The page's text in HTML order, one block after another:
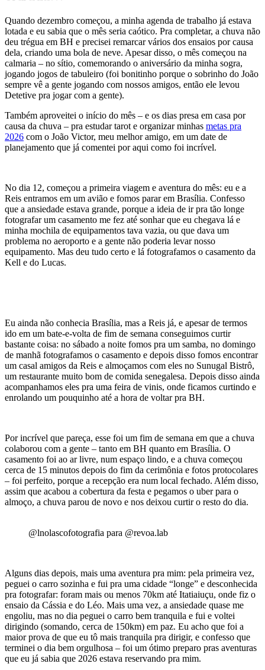
Quando dezembro começou, a minha agenda de trabalho já estava
lotada e eu sabia que o mês seria caótico. Pra completar, a chuva não
deu trégua em BH e precisei remarcar vários dos ensaios por causa
dela, criando uma bola de neve. Apesar disso, o mês começou na
calmaria – no sítio, comemorando o aniversário da minha sogra,
jogando jogos de tabuleiro (foi bonitinho porque o sobrinho do João
sempre vê a gente jogando com nossos amigos, então ele levou
Detetive pra jogar com a gente).
Também aproveitei o início do mês – e os dias presa em casa por
causa da chuva – pra estudar tarot e organizar minhas metas pra
2026 com o João Victor, meu melhor amigo, em um date de
planejamento que já comentei por aqui como foi incrível.
No dia 12, começou a primeira viagem e aventura do mês: eu e a
Reis entramos em um avião e fomos parar em Brasília. Confesso
que a ansiedade estava grande, porque a ideia de ir pra tão longe
fotografar um casamento me fez até sonhar que eu chegava lá e
minha mochila de equipamentos tava vazia, ou que dava um
problema no aeroporto e a gente não poderia levar nosso
equipamento. Mas deu tudo certo e lá fotografamos o casamento da
Kell e do Lucas.
Eu ainda não conhecia Brasília, mas a Reis já, e apesar de termos
ido em um bate-e-volta de fim de semana conseguimos curtir
bastante coisa: no sábado a noite fomos pra um samba, no domingo
de manhã fotografamos o casamento e depois disso fomos encontrar
um casal amigos da Reis e almoçamos com eles no Sunugal Bistrô,
um restaurante muito bom de comida senegalesa. Depois disso ainda
acompanhamos eles pra uma feira de vinis, onde ficamos curtindo e
enrolando um pouquinho até a hora de voltar pra BH.
Por incrível que pareça, esse foi um fim de semana em que a chuva
colaborou com a gente – tanto em BH quanto em Brasília. O
casamento foi ao ar livre, num espaço lindo, e a chuva começou
cerca de 15 minutos depois do fim da cerimônia e fotos protocolares
– foi perfeito, porque a recepção era num local fechado. Além disso,
assim que acabou a cobertura da festa e pegamos o uber para o
almoço, a chuva parou de novo e nos deixou curtir o resto do dia.
@lnolascofotografia para @revoa.lab
Alguns dias depois, mais uma aventura pra mim: pela primeira vez,
peguei o carro sozinha e fui pra uma cidade “longe” e desconhecida
pra fotografar: foram mais ou menos 70km até Itatiaiuçu, onde fiz o
ensaio da Cássia e do Léo. Mais uma vez, a ansiedade quase me
engoliu, mas no dia peguei o carro bem tranquila e fui e voltei
dirigindo (somando, cerca de 150km) em paz. Eu acho que foi a
maior prova de que eu tô mais tranquila pra dirigir, e confesso que
terminei o dia bem orgulhosa – foi um ótimo preparo pras aventuras
que eu já sabia que 2026 estava reservando pra mim.